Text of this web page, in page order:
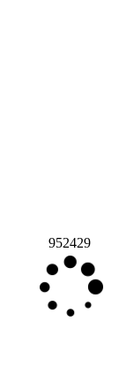
952429